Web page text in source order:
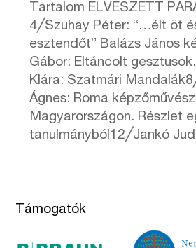
Tartalom ELVESZETT
4╱Szuhay Péter: “…élt öt
esztendőt” Balázs János
Gábor: Eltáncolt
Klára: Szatmári
Ágnes: Roma
Magyarországon. Részlet
tanulmányból12╱Jankó
Támogatók